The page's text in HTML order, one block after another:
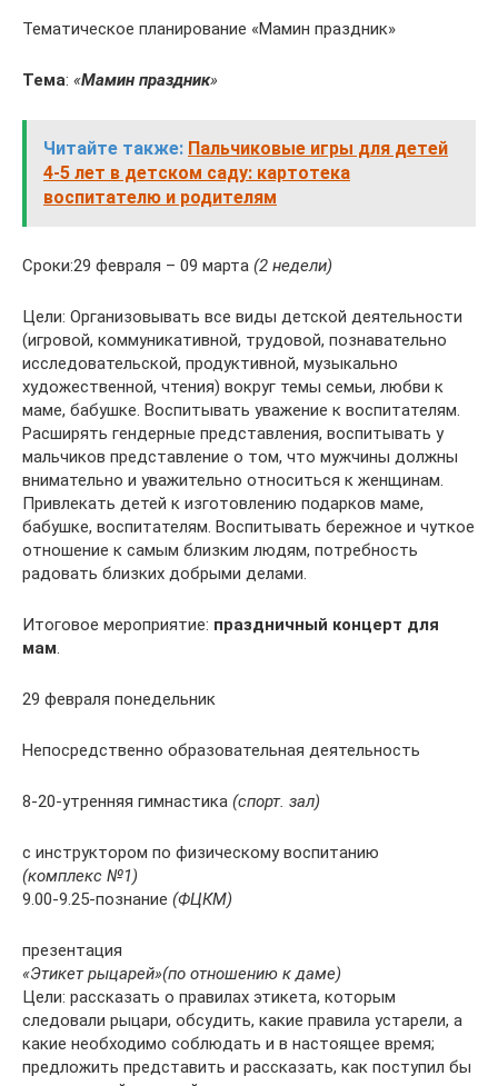
Тематическое планирование «Мамин праздник»
Тема: «Мамин праздник»
Читайте также: Пальчиковые игры для детей
4-5 лет в детском саду: картотека
воспитателю и родителям
Сроки:29 февраля – 09 марта (2 недели)
Цели: Организовывать все виды детской деятельности
(игровой, коммуникативной, трудовой, познавательно
исследовательской, продуктивной, музыкально
художественной, чтения) вокруг темы семьи, любви к
маме, бабушке. Воспитывать уважение к воспитателям.
Расширять гендерные представления, воспитывать у
мальчиков представление о том, что мужчины должны
внимательно и уважительно относиться к женщинам.
Привлекать детей к изготовлению подарков маме,
бабушке, воспитателям. Воспитывать бережное и чуткое
отношение к самым близким людям, потребность
радовать близких добрыми делами.
Итоговое мероприятие: праздничный концерт для
мам
29 февраля понедельник
Непосредственно образовательная деятельность
8-20-утренняя гимнастика (спорт. зал)
с инструктором по физическому воспитанию
(комплекс №1)
9.00-9.25-познание (ФЦКМ)
презентация
«Этикет рыцарей»(по отношению к даме)
Цели: рассказать о правилах этикета, которым
следовали рыцари, обсудить, какие правила устарели, а
какие необходимо соблюдать и в настоящее время;
предложить представить и рассказать, как поступил бы